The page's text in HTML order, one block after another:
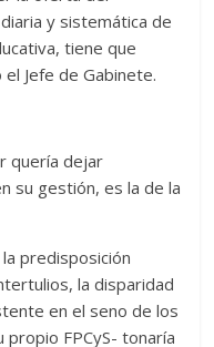
y sistemática de
tiene que
Jefe de Gabinete.
quería dejar
su gestión, es la de la
predisposición
la disparidad
en el seno de los
propio FPCyS- tonaría